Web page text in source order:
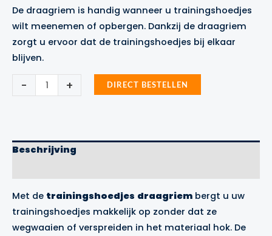
was:
€2.99.
is:
€2.29.
De draagriem is handig wanneer u trainingshoedjes
wilt meenemen of opbergen. Dankzij de draagriem
zorgt u ervoor dat de trainingshoedjes bij elkaar
blijven.
-
Trainingshoedjes
draagriem
Precision
+ DIRECT BESTELLEN
Beschrijving
Met de trainingshoedjes draagriem bergt u uw
trainingshoedjes makkelijk op zonder dat ze
wegwaaien of verspreiden in het materiaal hok. De